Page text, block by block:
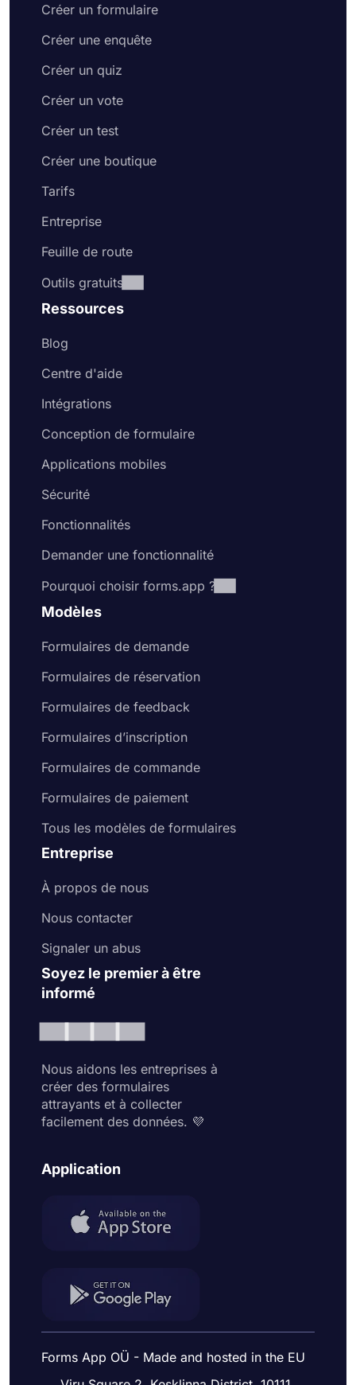
Créer un formulaire
Créer une enquête
Créer un quiz
Créer un vote
Créer un test
Créer une boutique
Tarifs
Entreprise
Feuille de route
Outils gratuits
Ressources
Blog
Centre d'aide
Intégrations
Conception de formulaire
Applications mobiles
Sécurité
Fonctionnalités
Demander une fonctionnalité
Pourquoi choisir forms.app ?
Modèles
Formulaires de demande
Formulaires de réservation
Formulaires de feedback
Formulaires d’inscription
Formulaires de commande
Formulaires de paiement
Tous les modèles de formulaires
Entreprise
À propos de nous
Nous contacter
Signaler un abus
Soyez le premier à être
informé
Nous aidons les entreprises à
créer des formulaires
attrayants et à collecter
facilement des données. 💜
Application
Forms App OÜ - Made and hosted in the EU